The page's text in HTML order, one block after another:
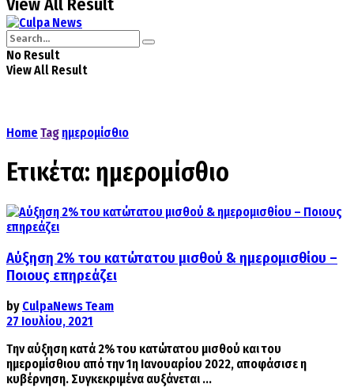
View All Result
No Result
View All Result
Home Tagημερομίσθιο
Ετικέτα: ημερομίσθιο
Aύξηση 2% του κατώτατου μισθού & ημερομισθίου –
Ποιους επηρεάζει
by CulpaNews Team
27 Ιουλίου, 2021
Την αύξηση κατά 2% του κατώτατου μισθού και του
ημερομίσθιου από την 1η Ιανουαρίου 2022, αποφάσισε η
κυβέρνηση. Συγκεκριμένα αυξάνεται ...